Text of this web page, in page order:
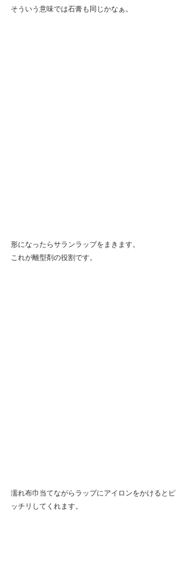
そういう意味では石膏も同じかなぁ。
形になったらサランラップをまきます。
これが離型剤の役割です。
濡れ布巾当てながらラップにアイロンをかけるとピ
ッチリしてくれます。